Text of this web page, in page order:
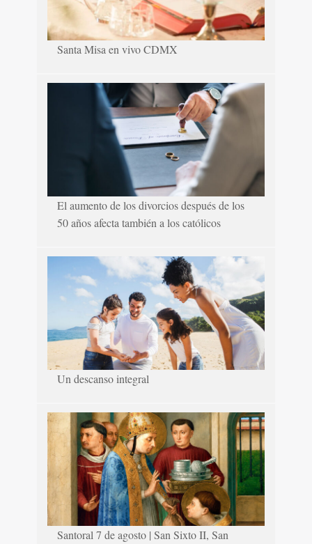
Santa Misa en vivo CDMX
El aumento de los divorcios después de los
50 años afecta también a los católicos
Un descanso integral
Santoral 7 de agosto | San Sixto II, San